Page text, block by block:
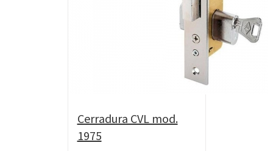
Cerradura CVL mod.
1975